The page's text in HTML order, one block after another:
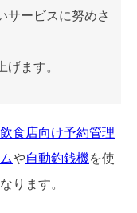
サービスに努めさ
ます。
飲食店向け予約管理
や自動釣銭機を使
ります。